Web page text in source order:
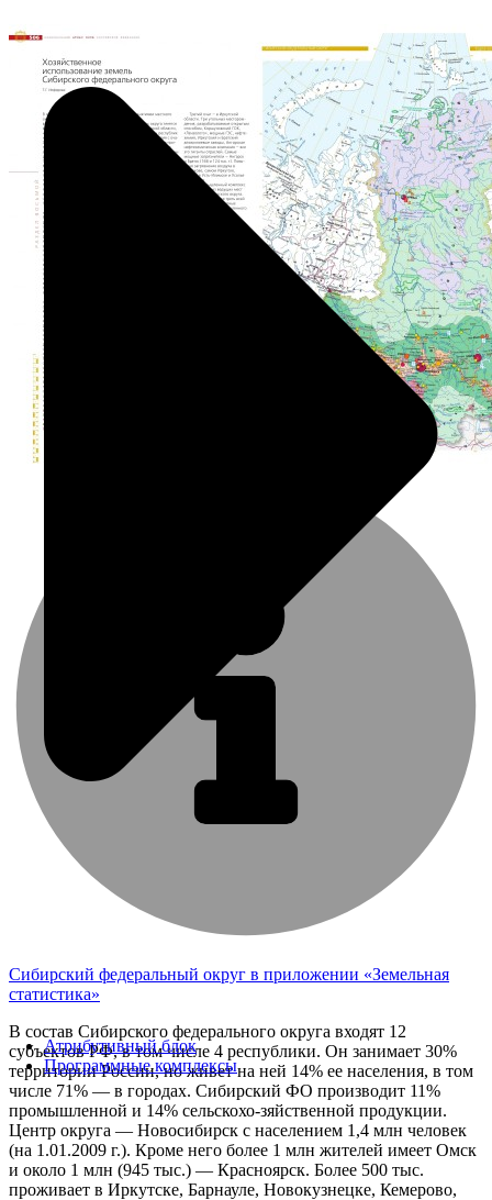
Атрибутивный блок
Программные комплексы
Сибирский федеральный округ в приложении «Земельная
статистика»
В состав Сибирского федерального округа входят 12
субъектов РФ, в том числе 4 республики. Он занимает 30%
территории России, но живет на ней 14% ее населения, в том
числе 71% — в городах. Сибирский ФО производит 11%
промышленной и 14% сельскохо-зяйственной продукции.
Центр округа — Новосибирск с населением 1,4 млн человек
(на 1.01.2009 г.). Кроме него более 1 млн жителей имеет Омск
и около 1 млн (945 тыс.) — Красноярск. Более 500 тыс.
проживает в Иркутске, Барнауле, Новокузнецке, Кемерово,